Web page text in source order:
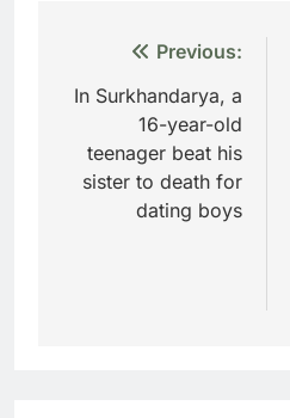
Навигация
по
записям
Previous:
In Surkhandarya, a
16-year-old
teenager beat his
sister to death for
dating boys